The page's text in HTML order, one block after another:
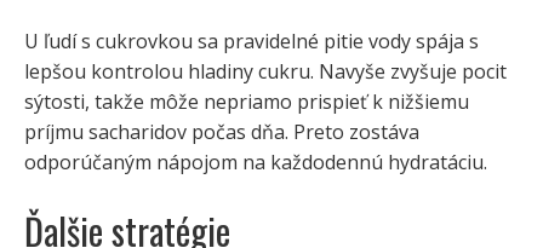
U ľudí s cukrovkou sa pravidelné pitie vody spája s
lepšou kontrolou hladiny cukru. Navyše zvyšuje pocit
sýtosti, takže môže nepriamo prispieť k nižšiemu
príjmu sacharidov počas dňa. Preto zostáva
odporúčaným nápojom na každodennú hydratáciu.
Ďalšie stratégie